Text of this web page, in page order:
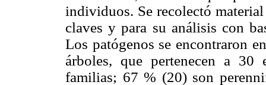
individuos. Se recolectó
claves y para su análisis con
Los patógenos se encontraron
árboles, que pertenecen a 30
familias; 67 % (20) son